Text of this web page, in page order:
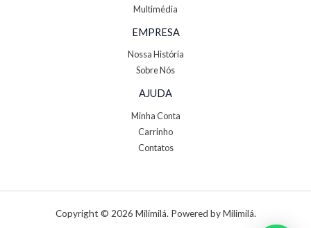
Multimédia
EMPRESA
Nossa História
Sobre Nós
AJUDA
Minha Conta
Carrinho
Contatos
Copyright © 2026 Milimilá. Powered by Milimilá.